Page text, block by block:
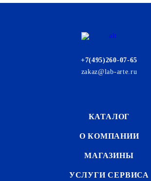
+7(495)260-07-65
zakaz@lab-arte.ru
КАТАЛОГ
О КОМПАНИИ
МАГАЗИНЫ
УСЛУГИ СЕРВИСА